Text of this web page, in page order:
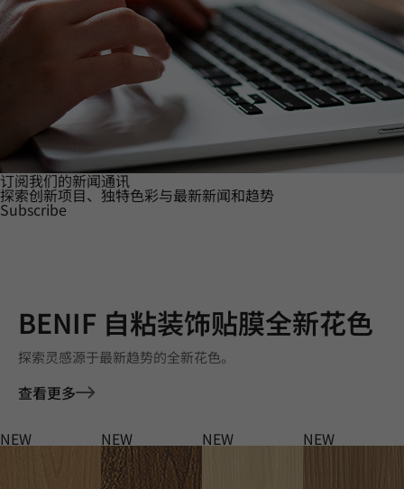
订阅我们的新闻通讯
探索创新项目、独特色彩与最新新闻和趋势
Subscribe
BENIF 自粘装饰贴膜全新花色
探索灵感源于最新趋势的全新花色。
查看更多
NEW NEW NEW NEW